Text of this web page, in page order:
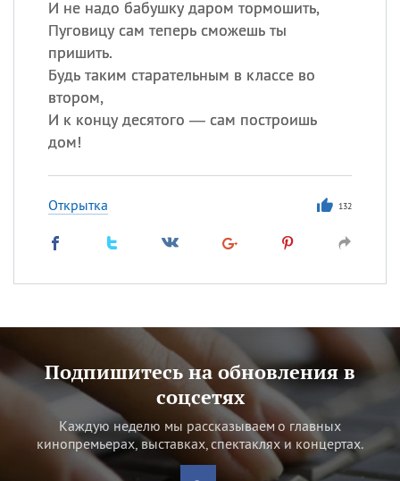
И не надо бабушку даром тормошить,
Пуговицу сам теперь сможешь ты
пришить.
Будь таким старательным в классе во
втором,
И к концу десятого — сам построишь
дом!
Открытка 132
Подпишитесь на обновления в
соцсетях
Каждую неделю мы рассказываем о главных
кинопремьерах, выставках, спектаклях и концертах.